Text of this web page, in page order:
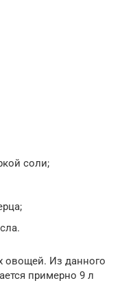
соли;
овощей. Из данного
примерно 9 л